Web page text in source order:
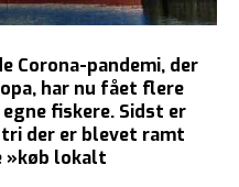
Corona-pandemi, der
har nu fået flere
fiskere. Sidst er
der er blevet ramt
»køb lokalt